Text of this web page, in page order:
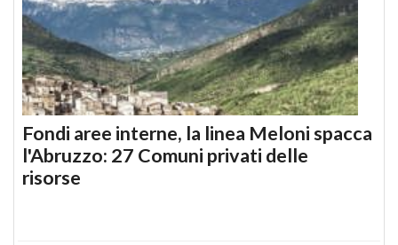
Fondi aree interne, la linea Meloni spacca
l'Abruzzo: 27 Comuni privati delle
risorse